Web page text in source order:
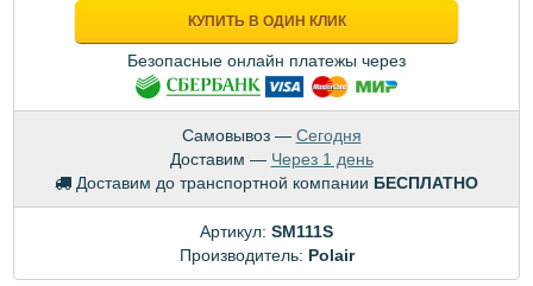
КУПИТЬ В ОДИН КЛИК
Безопасные онлайн платежы через
Самовывоз — Сегодня
Доставим — Через 1 день
Доставим до транспортной компании БЕСПЛАТНО
Артикул: SM111S
Производитель: Polair